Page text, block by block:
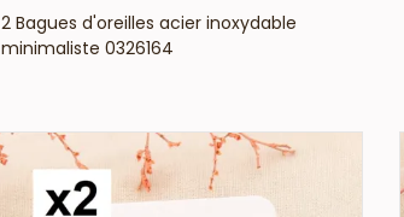
VOIR LE PRIX
2 Bagues d'oreilles acier inoxydable
minimaliste 0326164